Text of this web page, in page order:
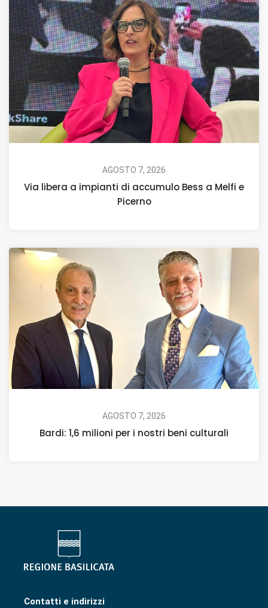
AGOSTO 7, 2026
Via libera a impianti di accumulo Bess a Melfi e
Picerno
AGOSTO 7, 2026
Bardi: 1,6 milioni per i nostri beni culturali
Contatti e indirizzi